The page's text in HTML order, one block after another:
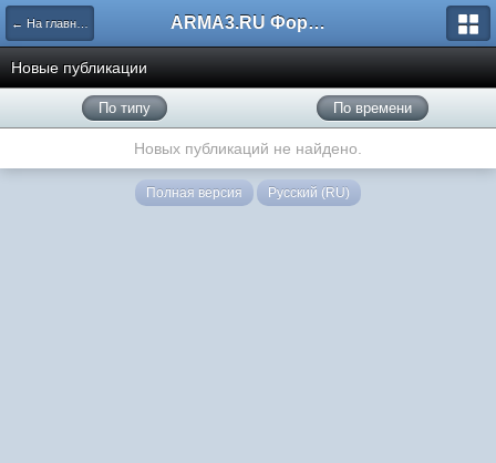
← На главную ARMA3.RU Форум
Новые публикации
По типу По времени
Новых публикаций не найдено.
Полная версия Русский (RU)